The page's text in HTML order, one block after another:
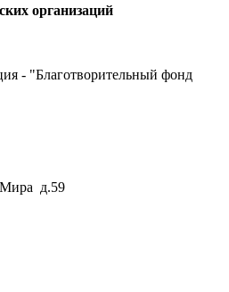
организаций
- "Благотворительный фонд
Мира д.59